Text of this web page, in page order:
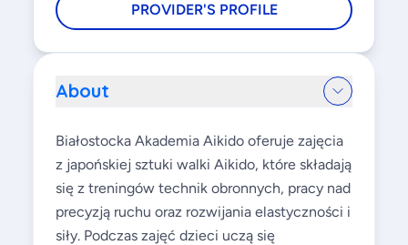
PROVIDER'S PROFILE
About
Białostocka Akademia Aikido oferuje zajęcia
z japońskiej sztuki walki Aikido, które składają
się z treningów technik obronnych, pracy nad
precyzją ruchu oraz rozwijania elastyczności i
siły. Podczas zajęć dzieci uczą się